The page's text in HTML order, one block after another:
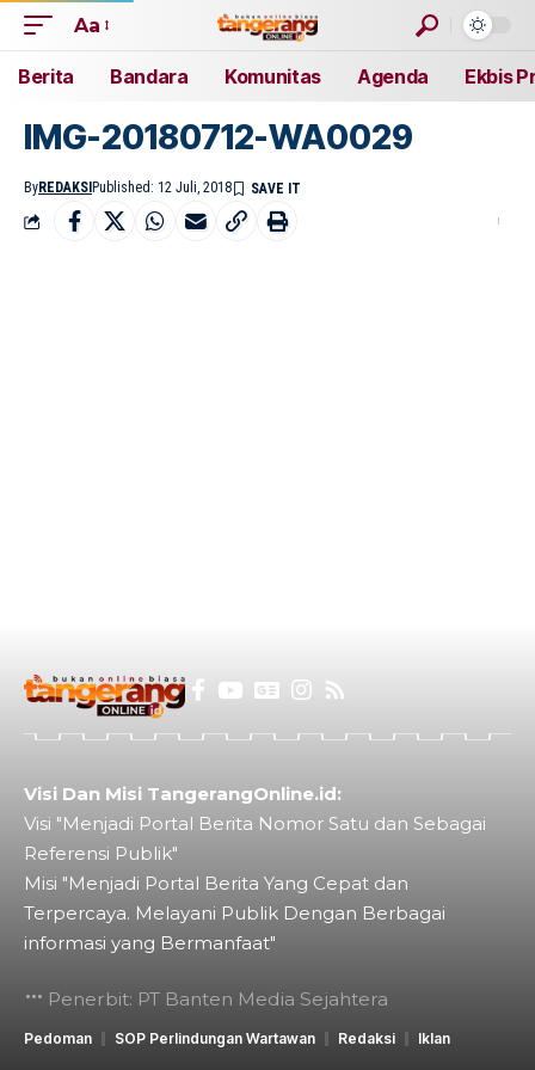
Aa
Berita Bandara Komunitas Agenda Ekbis
IMG-20180712-WA0029
ByREDAKSI Published: 12 Juli, 2018
Visi Dan Misi TangerangOnline.id:
Visi "Menjadi Portal Berita Nomor Satu dan Sebagai
Referensi Publik"
Misi "Menjadi Portal Berita Yang Cepat dan
Terpercaya. Melayani Publik Dengan Berbagai
informasi yang Bermanfaat"
Penerbit: PT Banten Media Sejahtera
Pedoman SOP Perlindungan Wartawan Redaksi Iklan